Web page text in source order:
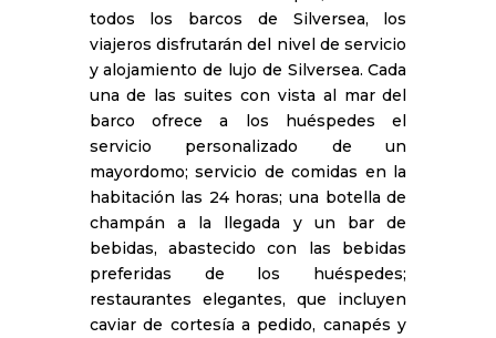
todos los barcos de Silversea, los
viajeros disfrutarán del nivel de servicio
y alojamiento de lujo de Silversea. Cada
una de las suites con vista al mar del
barco ofrece a los huéspedes el
servicio personalizado de un
mayordomo; servicio de comidas en la
habitación las 24 horas; una botella de
champán a la llegada y un bar de
bebidas, abastecido con las bebidas
preferidas de los huéspedes;
restaurantes elegantes, que incluyen
caviar de cortesía a pedido, canapés y